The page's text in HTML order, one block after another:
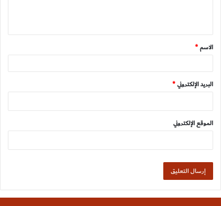
*
الاسم*
البريد الإلكتروني*
الموقع الإلكتروني